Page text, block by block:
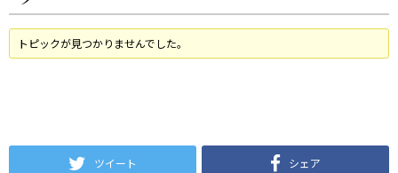
トピックが見つかりませんでした。
ツイート シェア